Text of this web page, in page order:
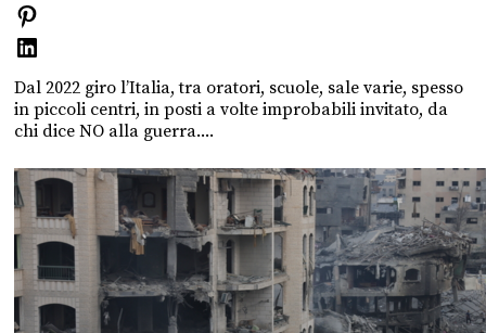
Dal 2022 giro l’Italia, tra oratori, scuole, sale varie, spesso
in piccoli centri, in posti a volte improbabili invitato, da
chi dice NO alla guerra....